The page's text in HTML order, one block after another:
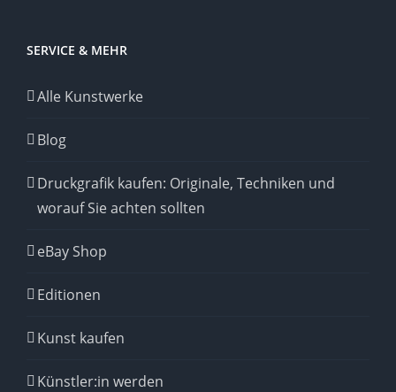
SERVICE & MEHR
Alle Kunstwerke
Blog
Druckgrafik kaufen: Originale, Techniken und
worauf Sie achten sollten
eBay Shop
Editionen
Kunst kaufen
Künstler:in werden